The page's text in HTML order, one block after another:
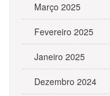
Março 2025
Fevereiro 2025
Janeiro 2025
Dezembro 2024